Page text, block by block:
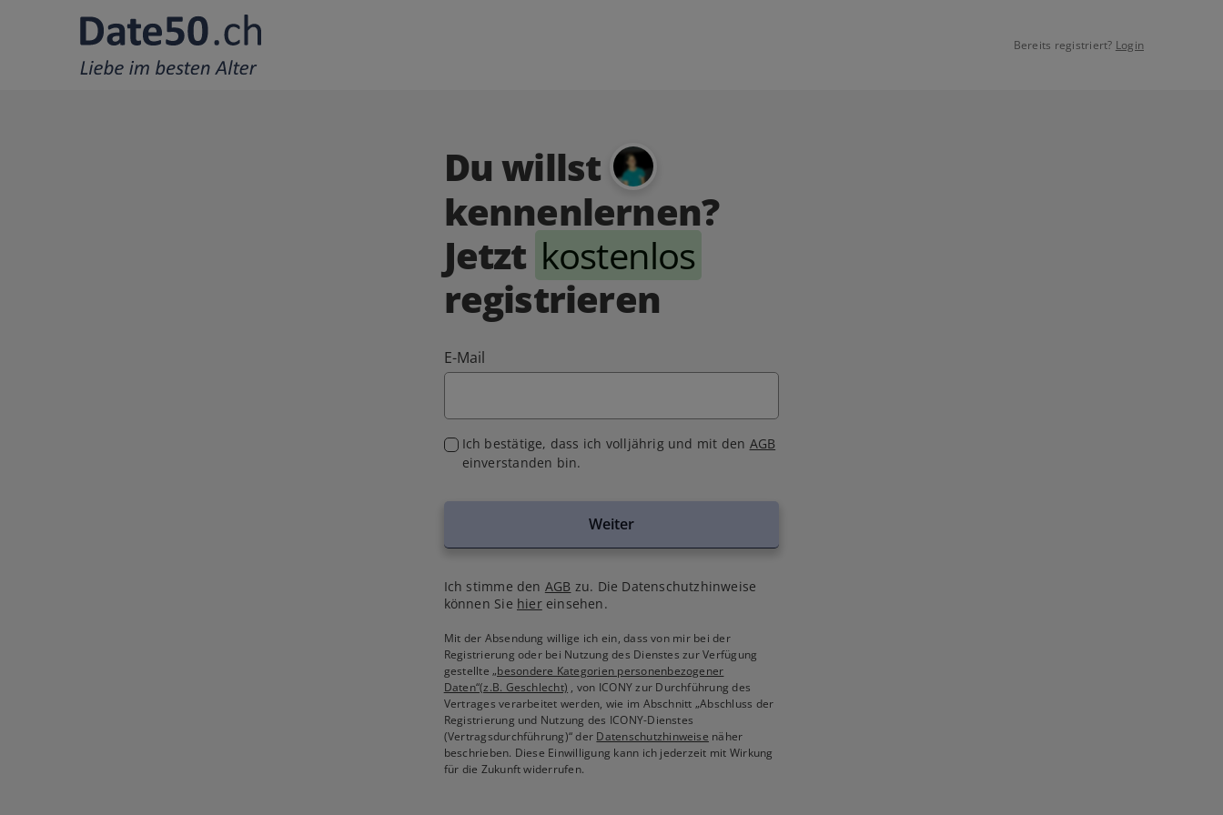
Bereits registriert? Login
Du willst
kennenlernen?
Jetzt kostenlos
registrieren
E-Mail
Ich bestätige, dass ich volljährig und mit den AGB
einverstanden bin.
Weiter
Ich stimme den AGB zu. Die Datenschutzhinweise
können Sie hiereinsehen.
Mit der Absendung willige ich ein, dass von mir bei der
Registrierung oder bei Nutzung des Dienstes zur Verfügung
gestellte„besondere Kategorien personenbezogener
Daten“(z.B. Geschlecht) , von ICONY zur Durchführung des
Vertrages verarbeitet werden, wie im Abschnitt „Abschluss der
Registrierung und Nutzung des ICONY-Dienstes
(Vertragsdurchführung)“ der Datenschutzhinweise näher
beschrieben. Diese Einwilligung kann ich jederzeit mit Wirkung
für die Zukunft widerrufen.